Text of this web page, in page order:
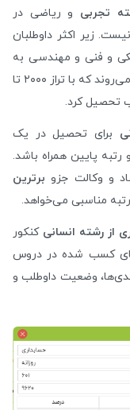
تجربی و ریاضی در
زیر اکثر داوطلبان
و فنی و مهندسی به
سراغ رشته‌های مدیریت، حسابداری و اقتصاد می‌روند که با تراز ۲۰۰۰ تا
برای تحصیل در یک
رتبه پایین همراه باشد.
و وکالت جزو برترین
مناسبی می‌خواهد.
از رشته انسانی کنکور
کسب شده در دروس
وضعیت داوطلب و